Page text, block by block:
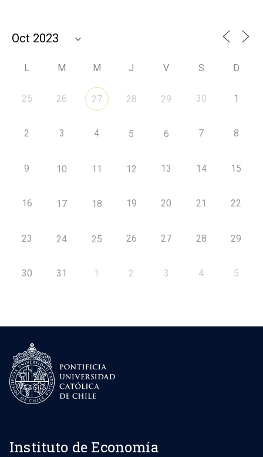
L M M J V S D
25 26 27 28 29 30 1
2 3 4 5 6 7 8
9 10 11 12 13 14 15
16 17 18 19 20 21 22
23 24 25 26 27 28 29
30 31 1 2 3 4 5
Instituto de Economía